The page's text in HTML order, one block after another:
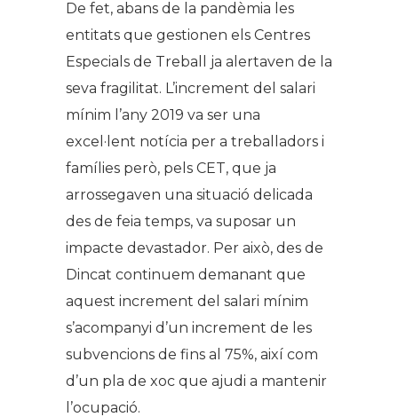
De fet, abans de la pandèmia les
entitats que gestionen els Centres
Especials de Treball ja alertaven de la
seva fragilitat. L’increment del salari
mínim l’any 2019 va ser una
excel·lent notícia per a treballadors i
famílies però, pels CET, que ja
arrossegaven una situació delicada
des de feia temps, va suposar un
impacte devastador. Per això, des de
Dincat continuem demanant que
aquest increment del salari mínim
s’acompanyi d’un increment de les
subvencions de fins al 75%, així com
d’un pla de xoc que ajudi a mantenir
l’ocupació.